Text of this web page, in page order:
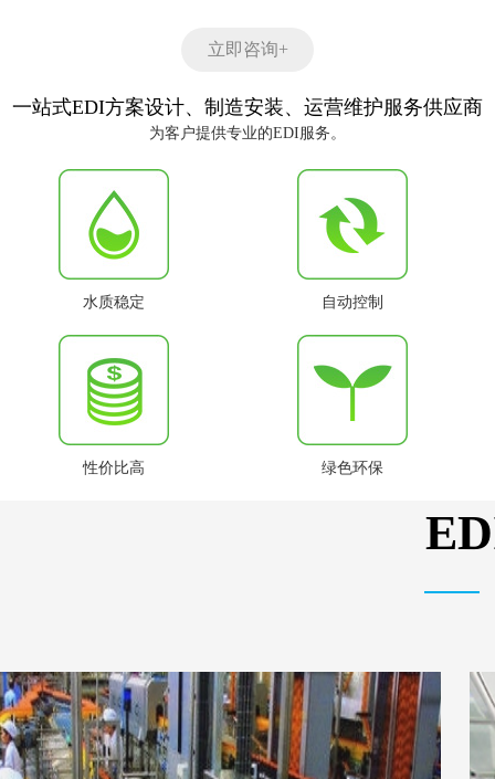
立即咨询+
一站式EDI方案设计、制造安装、运营维护服务供应商
为客户提供专业的EDI服务。
水质稳定 自动控制
性价比高 绿色环保